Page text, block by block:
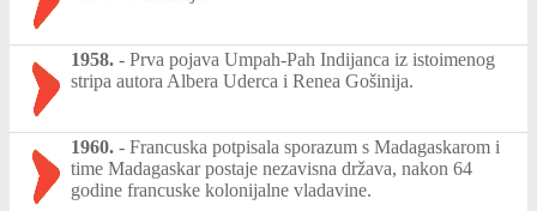
1958. - Prva pojava Umpah-Pah Indijanca iz istoimenog
stripa autora Albera Uderca i Renea Gošinija.
1960. - Francuska potpisala sporazum s Madagaskarom i
time Madagaskar postaje nezavisna država, nakon 64
godine francuske kolonijalne vladavine.